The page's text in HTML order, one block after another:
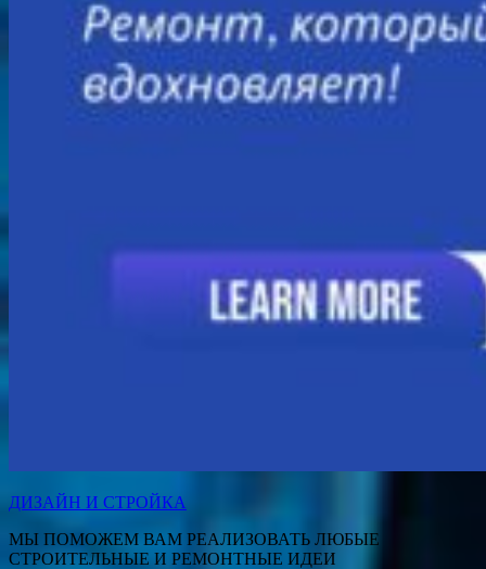
ДИЗАЙН И СТРОЙКА
МЫ ПОМОЖЕМ ВАМ РЕАЛИЗОВАТЬ ЛЮБЫЕ
СТРОИТЕЛЬНЫЕ И РЕМОНТНЫЕ ИДЕИ